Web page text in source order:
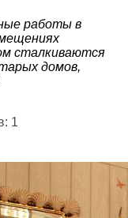
работы в
сталкиваются
домов,
1